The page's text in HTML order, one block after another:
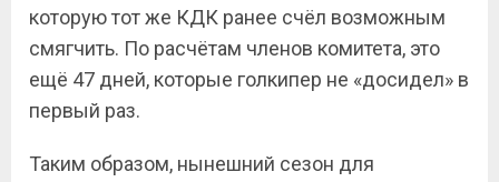
которую тот же КДК ранее счёл возможным
смягчить. По расчётам членов комитета, это
ещё 47 дней, которые голкипер не «досидел» в
первый раз.
Таким образом, нынешний сезон для